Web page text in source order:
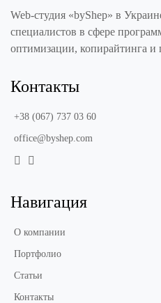
Удобная навигация по
Наличие других модулей.
тематические статьи и т.д.
Создание сайта для психолога
развивать свое рабочее
сайта в byShep, вы получите
Web-студия «byShep» в
специалистов в сфере
оптимизации, копирайтинга и
Контакты
+38 (067) 737 03 60
office@byshep.com
Навигация
О компании
Портфолио
Статьи
Контакты